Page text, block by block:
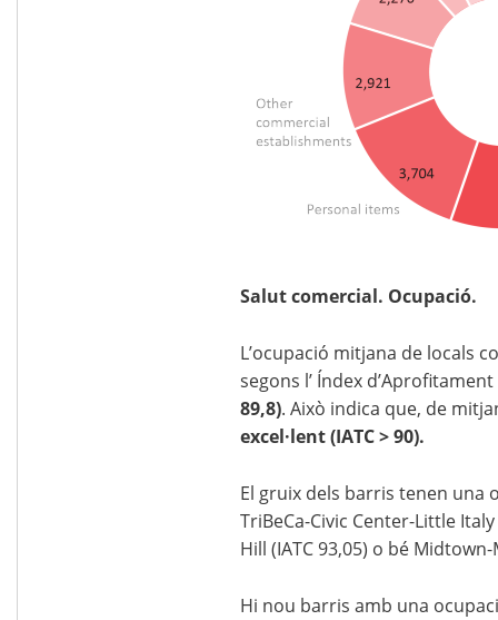
Salut comercial. Ocupació.
L’ocupació mitjana de locals
segons l’ Índex
89,8). Això indica que, de
excel·lent (IATC > 90).
El gruix dels barris tenen una
TriBeCa-Civic Center-Little
Hill (IATC 93,05) o bé
Hi nou barris amb una